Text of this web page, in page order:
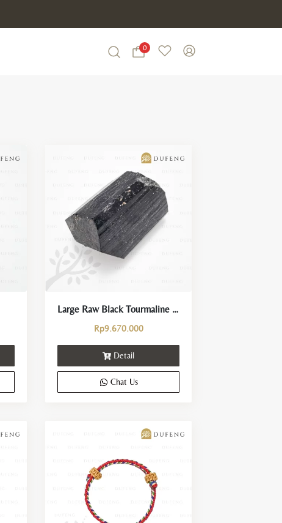
Search
0
WishlistMy Account
Large Raw Black Tourmaline Crystal
Rp9.670.000
Detail
Chat Us